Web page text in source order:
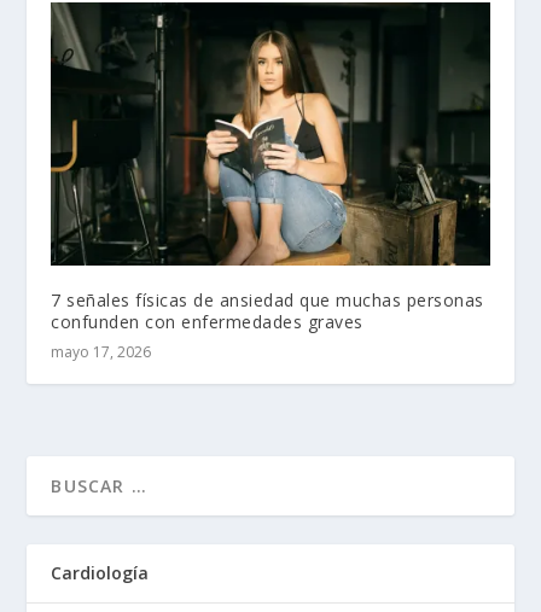
7 señales físicas de ansiedad que muchas personas
confunden con enfermedades graves
mayo 17, 2026
Cardiología